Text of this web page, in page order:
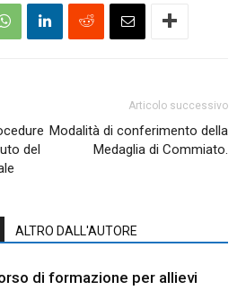
del
Articolo successivo
Modalità di conferimento della
Medaglia di Commiato.
ALTRO DALL'AUTORE
di formazione per allievi